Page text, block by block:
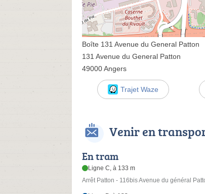
Boîte 131 Avenue du General Patton
131 Avenue du General Patton
49000 Angers
Trajet Waze
Venir en
En tram
Ligne C, à 133 m
Arrêt Patton - 116bis Avenue du général